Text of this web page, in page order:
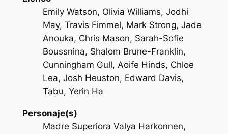
Emily Watson, Olivia Williams, Jodhi
May, Travis Fimmel, Mark Strong, Jade
Anouka, Chris Mason, Sarah-Sofie
Boussnina, Shalom Brune-Franklin,
Cunningham Gull, Aoife Hinds, Chloe
Lea, Josh Heuston, Edward Davis,
Tabu, Yerin Ha
Personaje(s)
Madre Superiora Valya Harkonnen,